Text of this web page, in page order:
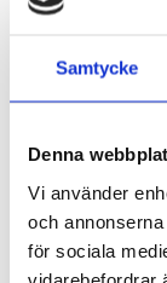
Samtycke
Denna
Vi använder
och
för sociala
vidarebefordrar
259 kr
LÄGG I